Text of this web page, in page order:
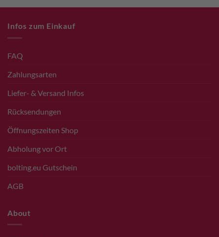
Infos zum Einkauf
FAQ
Zahlungsarten
Liefer- & Versand Infos
Rücksendungen
Öffnungszeiten Shop
Abholung vor Ort
bolting.eu Gutschein
AGB
About